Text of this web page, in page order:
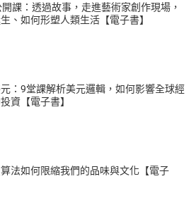
課：透過故事，走進藝術家創作現場，
、如何形塑人類生活【電子書】
：9堂課解析美元邏輯，如何影響全球經
資【電子書】
法如何限縮我們的品味與文化【電子